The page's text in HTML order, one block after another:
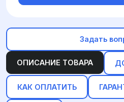
ОПИСАНИЕ ТОВАРА
КАК ОПЛАТИТЬ
Задать